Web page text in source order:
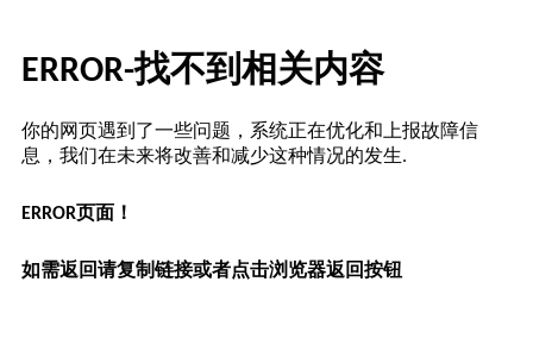
ERROR-找不到相关内容
你的网页遇到了一些问题，系统正在优化和上报故障信
息，我们在未来将改善和减少这种情况的发生.
ERROR页面！
如需返回请复制链接或者点击浏览器返回按钮